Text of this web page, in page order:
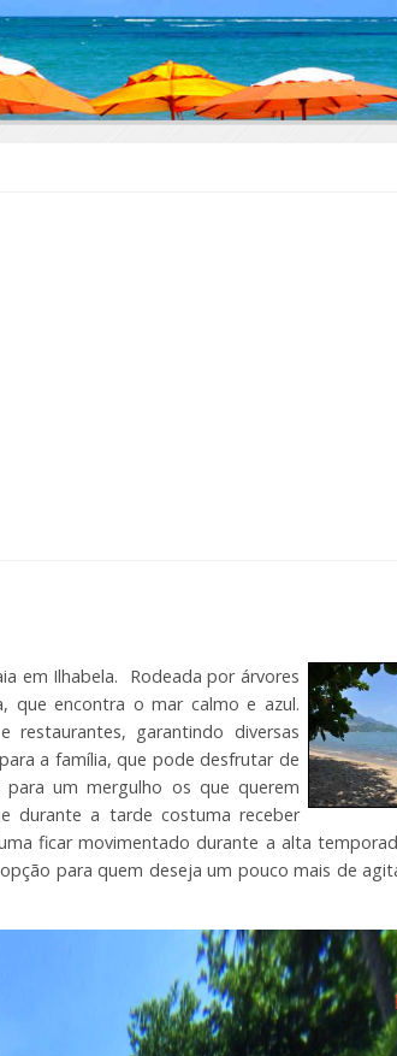
em Ilhabela. Rodeada por árvores
que encontra o mar calmo e azul.
garantindo diversas
a família, que pode desfrutar de
um mergulho os que querem
durante a tarde costuma receber
ficar movimentado durante a alta
para quem deseja um pouco mais de